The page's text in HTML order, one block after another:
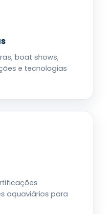
boat shows,
e tecnologias
aquaviários para